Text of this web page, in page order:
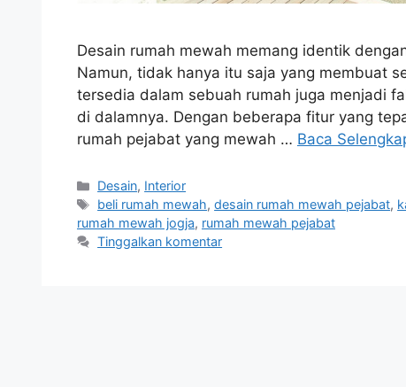
Desain rumah mewah memang identik
Namun, tidak hanya itu saja yang membuat
tersedia dalam sebuah rumah juga menjadi
di dalamnya. Dengan beberapa fitur yang
rumah pejabat yang mewah … Baca
Kategori
Desain, Interior
Tag
beli rumah mewah,desain rumah mewah pejabat,
rumah mewah jogja, rumah mewah pejabat
Tinggalkan komentar